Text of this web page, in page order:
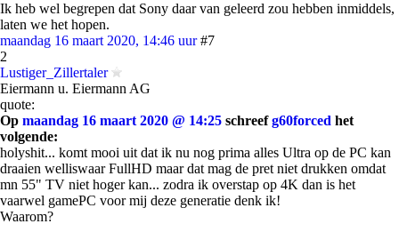
Ik heb wel begrepen dat Sony daar van geleerd zou hebben inmiddels,
laten we het hopen.
maandag 16 maart 2020, 14:46 uur #7
2
Lustiger_Zillertaler
Eiermann u. Eiermann AG
quote:
Op maandag 16 maart 2020 @ 14:25 schreefg60forced het
volgende:
holyshit... komt mooi uit dat ik nu nog prima alles Ultra op de PC kan
draaien welliswaar FullHD maar dat mag de pret niet drukken omdat
mn 55" TV niet hoger kan... zodra ik overstap op 4K dan is het
vaarwel gamePC voor mij deze generatie denk ik!
Waarom?